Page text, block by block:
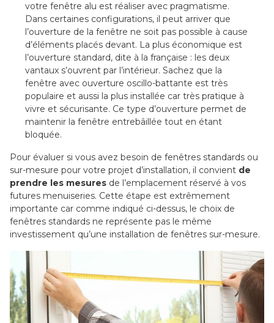
votre fenêtre alu est réaliser avec pragmatisme.
Dans certaines configurations, il peut arriver que
l’ouverture de la fenêtre ne soit pas possible à cause
d’éléments placés devant. La plus économique est
l’ouverture standard, dite à la française : les deux
vantaux s’ouvrent par l’intérieur. Sachez que la
fenêtre avec ouverture oscillo-battante est très
populaire et aussi la plus installée car très pratique à
vivre et sécurisante. Ce type d’ouverture permet de
maintenir la fenêtre entrebâillée tout en étant
bloquée.
Pour évaluer si vous avez besoin de fenêtres standards ou
sur-mesure pour votre projet d’installation, il convient de
prendre les mesures de l’emplacement réservé à vos
futures menuiseries. Cette étape est extrêmement
importante car comme indiqué ci-dessus, le choix de
fenêtres standards ne représente pas le même
investissement qu’une installation de fenêtres sur-mesure.